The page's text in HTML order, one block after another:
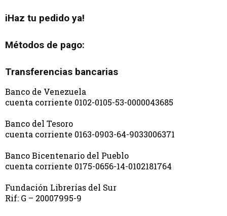
iHaz tu pedido ya!
Métodos de pago:
Transferencias bancarias
Banco de Venezuela
cuenta corriente 0102-0105-53-0000043685
Banco del Tesoro
cuenta corriente 0163-0903-64-9033006371
Banco Bicentenario del Pueblo
cuenta corriente 0175-0656-14-0102181764
Fundación Librerías del Sur
Rif: G – 20007995-9